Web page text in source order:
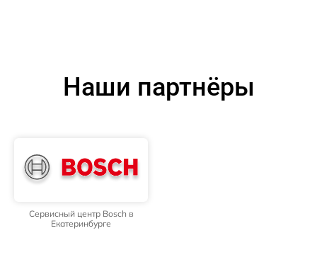
Наши партнёры
Сервисный центр Bosch в
Екатеринбурге